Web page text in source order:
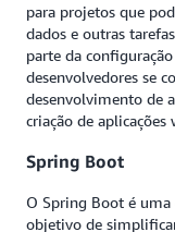
para projetos que
dados e outras
parte da
desenvolvedores se
desenvolvimento de
criação de aplicações
Spring Boot
O Spring Boot é
objetivo de